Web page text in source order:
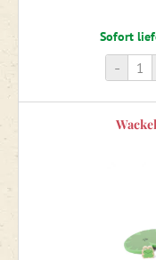
Kreativsets und
Sofort
-